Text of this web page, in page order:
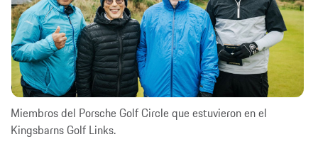
Miembros del Porsche Golf Circle que estuvieron en el
Kingsbarns Golf Links.